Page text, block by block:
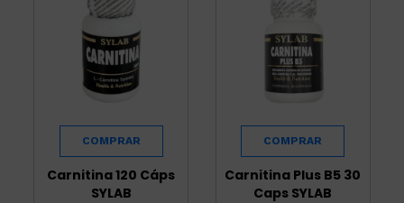
Carnitina 120 Cáps
SYLAB
Carnitina Plus B5 30
Caps SYLAB